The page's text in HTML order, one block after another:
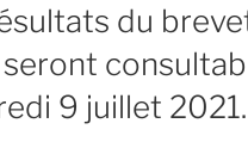
du
9 juillet 2021.